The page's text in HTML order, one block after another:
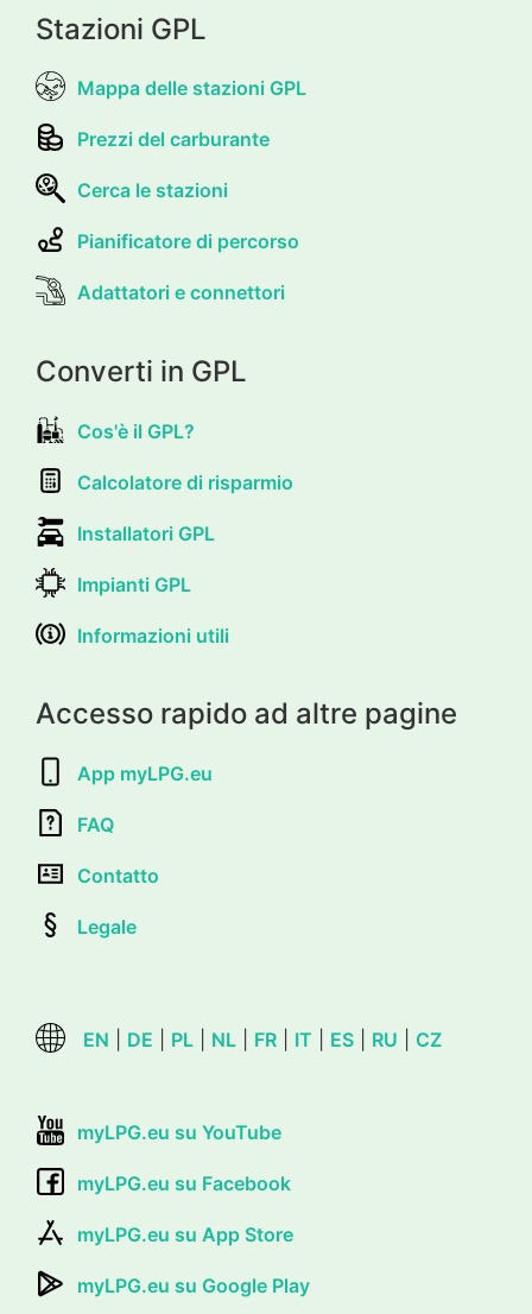
Stazioni GPL
Mappa delle stazioni GPL
Prezzi del carburante
Cerca le stazioni
Pianificatore di percorso
Adattatori e connettori
Converti in GPL
Cos'è il GPL?
Calcolatore di risparmio
Installatori GPL
Impianti GPL
Informazioni utili
Accesso rapido ad altre pagine
App myLPG.eu
FAQ
Contatto
Legale
EN DE PL NL FR IT ES RU CZ
myLPG.eu su YouTube
myLPG.eu su Facebook
myLPG.eu su App Store
myLPG.eu su Google Play